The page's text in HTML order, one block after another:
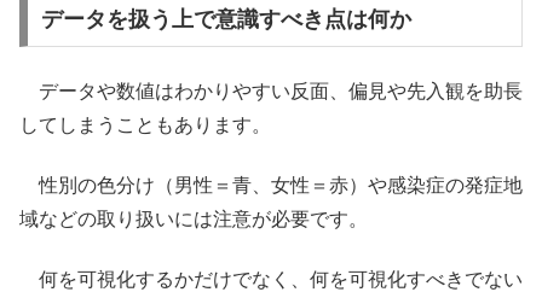
データを扱う上で意識すべき点は何か
データや数値はわかりやすい反面、偏見や先入観を助長
してしまうこともあります。
性別の色分け（男性＝青、女性＝赤）や感染症の発症地
域などの取り扱いには注意が必要です。
何を可視化するかだけでなく、何を可視化すべきでない